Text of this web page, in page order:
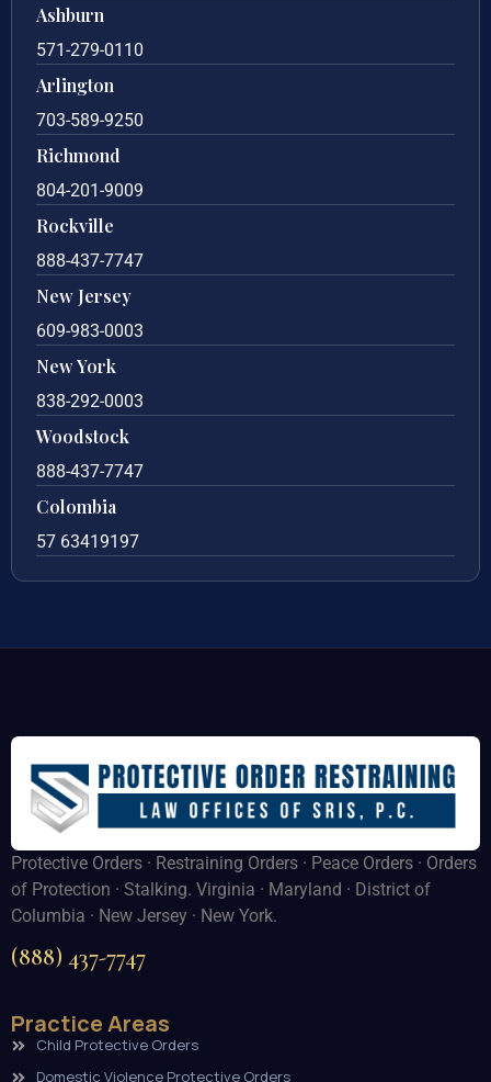
Ashburn
571-279-0110
Arlington
703-589-9250
Richmond
804-201-9009
Rockville
888-437-7747
New Jersey
609-983-0003
New York
838-292-0003
Woodstock
888-437-7747
Colombia
57 63419197
Protective Orders · Restraining Orders · Peace Orders · Orders
of Protection · Stalking. Virginia · Maryland · District of
Columbia · New Jersey · New York.
(888) 437-7747
Practice Areas
Child Protective Orders
Domestic Violence Protective Orders